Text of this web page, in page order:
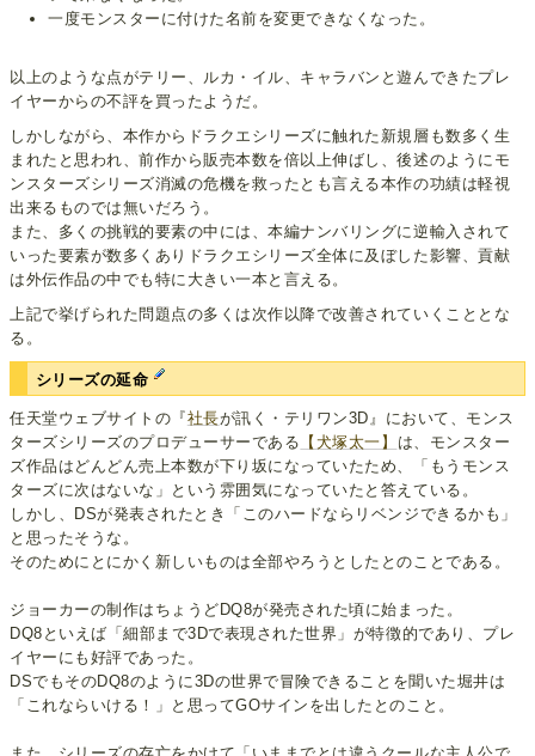
一度モンスターに付けた名前を変更できなくなった。
以上のような点がテリー、ルカ・イル、キャラバンと遊んできたプレ
イヤーからの不評を買ったようだ。
しかしながら、本作からドラクエシリーズに触れた新規層も数多く生
まれたと思われ、前作から販売本数を倍以上伸ばし、後述のようにモ
ンスターズシリーズ消滅の危機を救ったとも言える本作の功績は軽視
出来るものでは無いだろう。
また、多くの挑戦的要素の中には、本編ナンバリングに逆輸入されて
いった要素が数多くありドラクエシリーズ全体に及ぼした影響、貢献
は外伝作品の中でも特に大きい一本と言える。
上記で挙げられた問題点の多くは次作以降で改善されていくこととな
る。
シリーズの延命
任天堂ウェブサイトの『社長が訊く・テリワン3D』において、モンス
ターズシリーズのプロデューサーである 【犬塚太一】 は、モンスター
ズ作品はどんどん売上本数が下り坂になっていたため、「もうモンス
ターズに次はないな」という雰囲気になっていたと答えている。
しかし、DSが発表されたとき「このハードならリベンジできるかも」
と思ったそうな。
そのためにとにかく新しいものは全部やろうとしたとのことである。
ジョーカーの制作はちょうどDQ8が発売された頃に始まった。
DQ8といえば「細部まで3Dで表現された世界」が特徴的であり、プレ
イヤーにも好評であった。
DSでもそのDQ8のように3Dの世界で冒険できることを聞いた堀井は
「これならいける！」と思ってGOサインを出したとのこと。